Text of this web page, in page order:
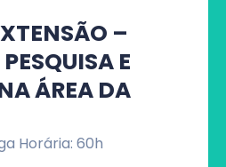
–
E
ÁREA DA
Horária: 60h